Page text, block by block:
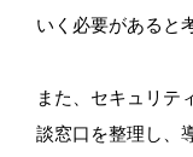
いく必要があると
また、セキュリテ
談窓口を整理し、